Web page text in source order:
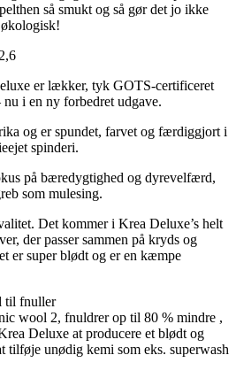
så smukt og så gør det jo ikke
er lækker, tyk GOTS-certificeret
i en ny forbedret udgave.
og er spundet, farvet og færdiggjort i
spinderi.
på bæredygtighed og dyrevelfærd,
som mulesing.
Det kommer i Krea Deluxe’s helt
der passer sammen på kryds og
er super blødt og er en kæmpe
til fnuller
wool 2, fnuldrer op til 80 % mindre ,
Deluxe at producere et blødt og
unødig kemi som eks. superwash